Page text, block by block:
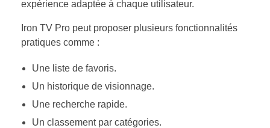
expérience adaptée à chaque utilisateur.
Iron TV Pro peut proposer plusieurs fonctionnalités
pratiques comme :
Une liste de favoris.
Un historique de visionnage.
Une recherche rapide.
Un classement par catégories.